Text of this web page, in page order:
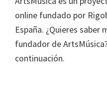
online fundado por
España. ¿Quieres
fundador de
continuación.